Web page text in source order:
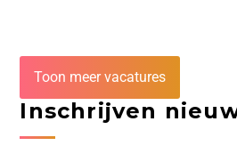
Toon meer vacatures
Inschrijven